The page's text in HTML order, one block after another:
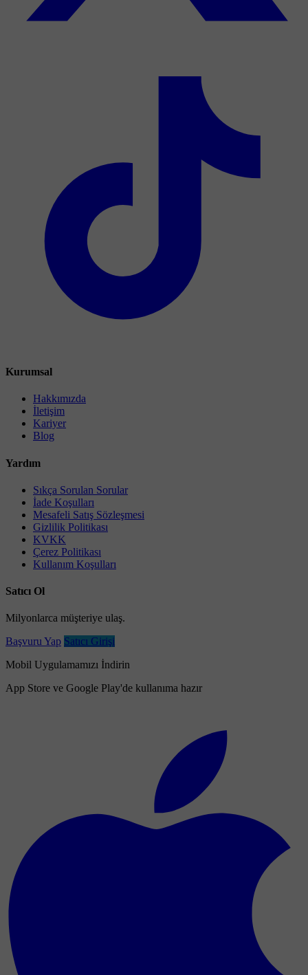
Kurumsal
Hakkımızda
İletişim
Kariyer
Blog
Yardım
Sıkça Sorulan Sorular
İade Koşulları
Mesafeli Satış Sözleşmesi
Gizlilik Politikası
KVKK
Çerez Politikası
Kullanım Koşulları
Satıcı Ol
Milyonlarca müşteriye ulaş.
Başvuru Yap Satıcı Girişi
Mobil Uygulamamızı İndirin
App Store ve Google Play'de kullanıma hazır